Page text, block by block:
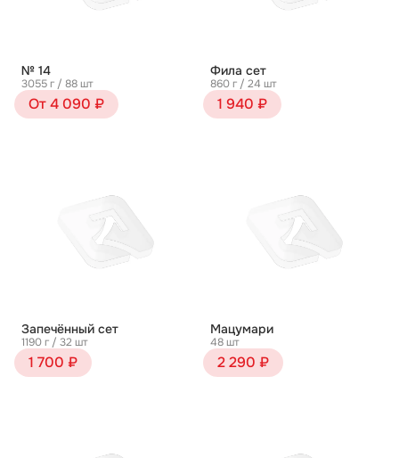
№ 14
3055 г / 88 шт
От 4 090 ₽
Фила сет
860 г / 24 шт
1 940 ₽
Запечённый сет
1190 г / 32 шт
1 700 ₽
Мацумари
48 шт
2 290 ₽